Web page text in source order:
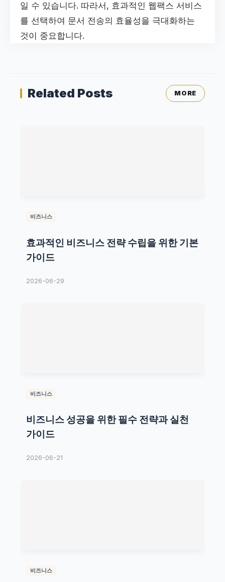
일 수 있습니다. 따라서, 효과적인 웹팩스 서비스
를 선택하여 문서 전송의 효율성을 극대화하는
것이 중요합니다.
Related Posts MORE
비즈니스
효과적인 비즈니스 전략 수립을 위한 기본
가이드
2026-06-29
비즈니스
비즈니스 성공을 위한 필수 전략과 실천
가이드
2026-06-21
비즈니스